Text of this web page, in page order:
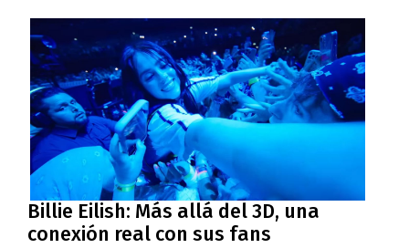
Billie Eilish: Más allá del 3D, una
conexión real con sus fans